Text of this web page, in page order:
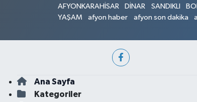
AFYONKARAHİSAR DİNAR SANDIKLI
YAŞAM
afyon haber afyon son dakika
Ana Sayfa
Kategoriler